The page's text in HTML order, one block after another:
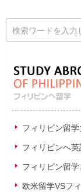
フィリピン留
フィリピンへ
フィリピン留
欧米留学VSフ